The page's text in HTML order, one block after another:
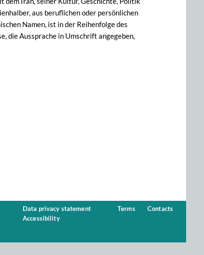
aus beruflichen oder persönlichen
Namen, ist in der Reihenfolge des
die Aussprache in Umschrift angegeben,
Data privacy statement
Accessibility
Terms Contacts